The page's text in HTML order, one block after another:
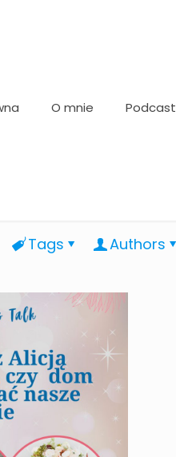
O mnie Podcast
Tags Authors